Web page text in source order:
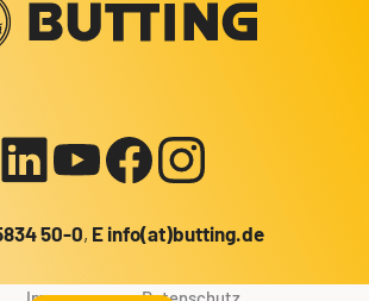
info@butting.de
E-Mail senden
50-0, E info(at)butting.de